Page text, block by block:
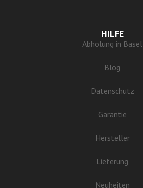
HILFE
Abholung in Basel
Blog
Datenschutz
Garantie
Hersteller
Lieferung
Neuheiten